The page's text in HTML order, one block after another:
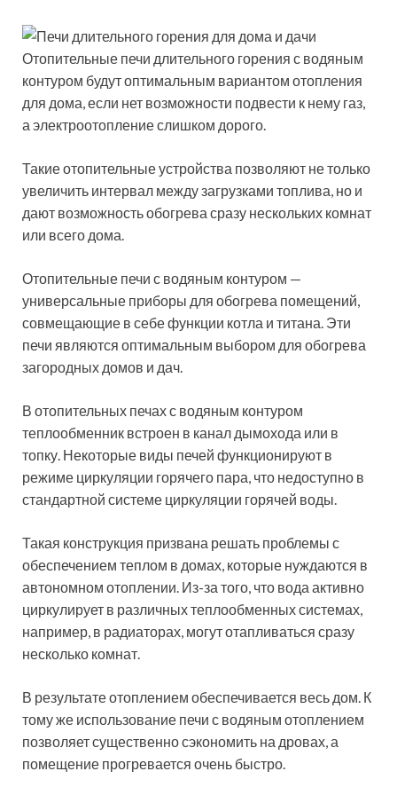
Отопительные печи длительного горения с водяным
контуром будут оптимальным вариантом отопления
для дома, если нет возможности подвести к нему газ,
а электроотопление слишком дорого.
Такие отопительные устройства позволяют не только
увеличить интервал между загрузками топлива, но и
дают возможность обогрева сразу нескольких комнат
или всего дома.
Отопительные печи с водяным контуром —
универсальные приборы для обогрева помещений,
совмещающие в себе функции котла и титана. Эти
печи являются оптимальным выбором для обогрева
загородных домов и дач.
В отопительных печах с водяным контуром
теплообменник встроен в канал дымохода или в
топку. Некоторые виды печей функционируют в
режиме циркуляции горячего пара, что недоступно в
стандартной системе циркуляции горячей воды.
Такая конструкция призвана решать проблемы с
обеспечением теплом в домах, которые нуждаются в
автономном отоплении. Из-за того, что вода активно
циркулирует в различных теплообменных системах,
например, в радиаторах, могут отапливаться сразу
несколько комнат.
В результате отоплением обеспечивается весь дом. К
тому же использование печи с водяным отоплением
позволяет существенно сэкономить на дровах, а
помещение прогревается очень быстро.